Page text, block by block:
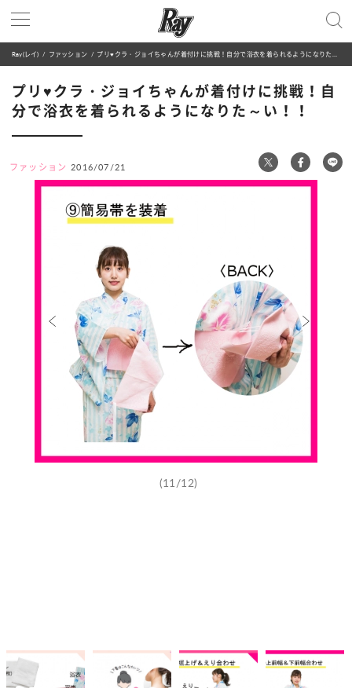
Ray(レイ) ファッション プリ♥クラ・ジョイちゃんが着付けに挑戦！自分で浴衣を着られるようになりた～い！！
プリ♥クラ・ジョイちゃんが着付けに挑戦！自
分で浴衣を着られるようになりた～い！！
ファッション 2016/07/21
(11/12)